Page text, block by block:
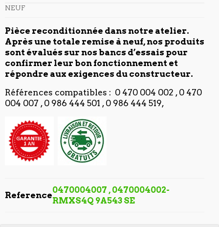
NEUF
Pièce reconditionnée dans notre atelier.
Après une totale remise à neuf, nos produits
sont évalués sur nos bancs d’essais pour
confirmer leur bon fonctionnement et
répondre aux exigences du constructeur.
Références compatibles : 0 470 004 002 , 0 470
004 007 , 0 986 444 501 , 0 986 444 519,
Reference
0470004007 , 0470004002-
RMXS4Q 9A543 SE